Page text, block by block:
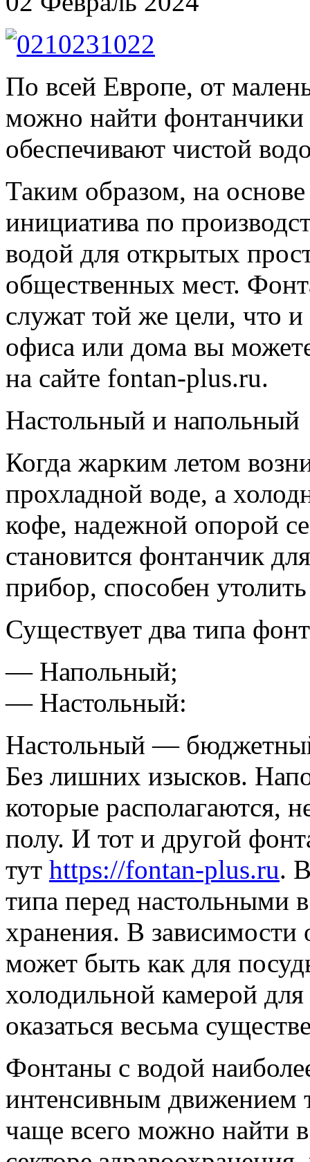
По всей Европе, от
можно найти фонтанчики
обеспечивают чистой
Таким образом, на
инициатива по
водой для открытых
общественных мест.
служат той же цели, что
офиса или дома вы
на сайте fontan-plus.ru.
Настольный и напольный
Когда жарким летом
прохладной воде, а
кофе, надежной опорой
становится фонтанчик
прибор, способен
Существует два типа
— Напольный;
— Настольный:
Настольный —
Без лишних изысков.
которые располагаются,
полу. И тот и другой
тут https://fontan-plus.ru.
типа перед настольными
хранения. В зависимости
может быть как для
холодильной камерой
оказаться весьма
Фонтаны с водой
интенсивным движением
чаще всего можно найти